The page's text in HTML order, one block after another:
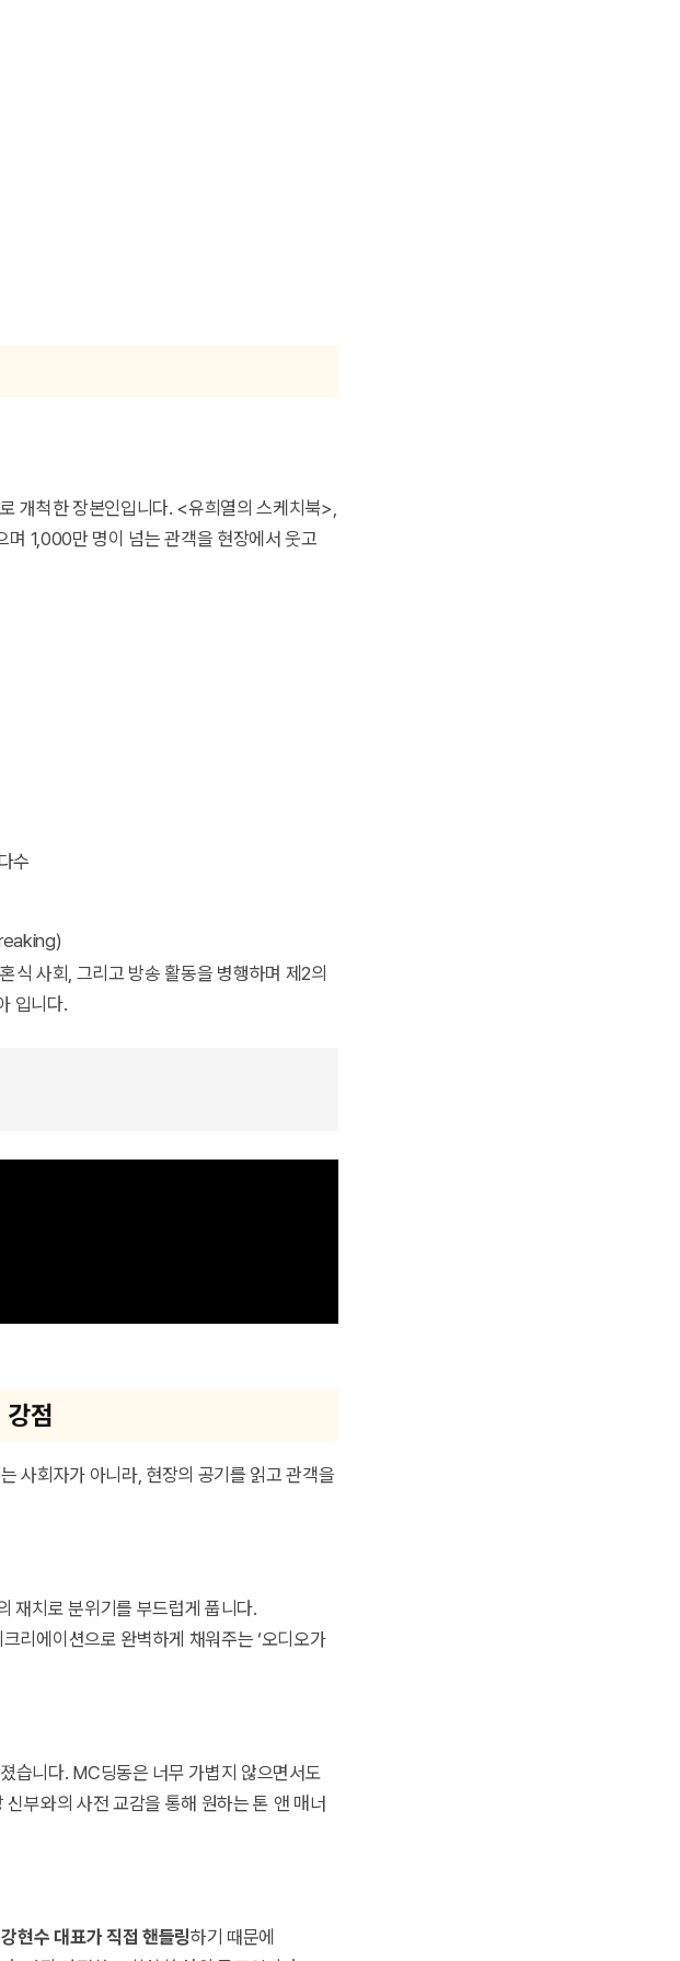
개척한 장본인입니다. <유희열의 스케치북>,
1,000만 명이 넘는 관객을 현장에서 웃고
수
식 사회, 그리고 방송 활동을 병행하며 제2의
입니다.
점
사회자가 아니라, 현장의 공기를 읽고 관객을
재치로 분위기를 부드럽게 풉니다.
리에이션으로 완벽하게 채워주는 ‘오디오가
습니다. MC딩동은 너무 가볍지 않으면서도
부와의 사전 교감을 통해 원하는 톤 앤 매너
현수 대표가 직접 핸들링하기 때문에